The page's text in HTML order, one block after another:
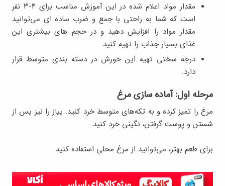
مقدار مواد اعلام شده در این آموزش مناسب برای ۴-۳ نفر
است که شما به راحتی با جمع و ضرب ساده ای می‌توانید
مقدار مواد را افزایش دهید و در حجم های بیشتری این
غذای بسیار جذاب را تهیه کنید.
درجه سختی تهیه این خورش در دسته بندی متوسط قرار
دارد.
مرحله اول: آماده سازی مرغ
مرغ را تمیز کرده و به تکه‌های متوسط خرد کنید. پیاز را نیز پس از
شستن و پوست گرفتن، نگینی خرد کنید.
برای طعم بهتر، می‌توانید از مرغ محلی استفاده کنید.